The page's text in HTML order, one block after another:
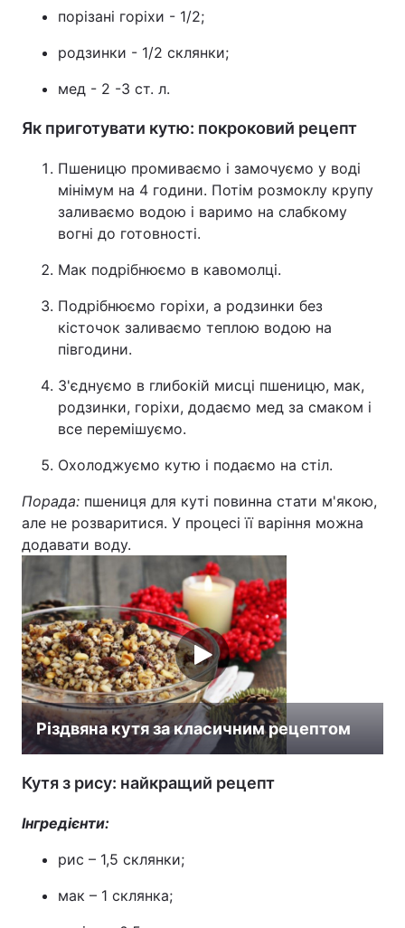
порізані горіхи - 1/2;
родзинки - 1/2 склянки;
мед - 2 -3 ст. л.
Як приготувати кутю: покроковий рецепт
Пшеницю промиваємо і замочуємо у воді
мінімум на 4 години. Потім розмоклу крупу
заливаємо водою і варимо на слабкому
вогні до готовності.
Мак подрібнюємо в кавомолці.
Подрібнюємо горіхи, а родзинки без
кісточок заливаємо теплою водою на
півгодини.
З'єднуємо в глибокій мисці пшеницю, мак,
родзинки, горіхи, додаємо мед за смаком і
все перемішуємо.
Охолоджуємо кутю і подаємо на стіл.
Порада: пшениця для куті повинна стати м'якою,
але не розваритися. У процесі її варіння можна
додавати воду.
Різдвяна кутя за класичним рецептом
Кутя з рису: найкращий рецепт
Інгредієнти:
рис – 1,5 склянки;
мак – 1 склянка;